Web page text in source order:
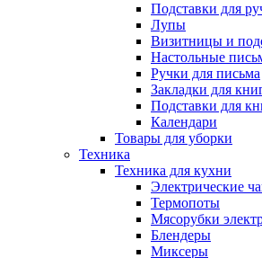
Подставки для
Лупы
Визитницы и
Настольные
Ручки для письма
Закладки для
Подставки для
Календари
Товары для уборки
Техника
Техника для кухни
Электрические
Термопоты
Мясорубки
Блендеры
Миксеры